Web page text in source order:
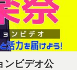
ンビデオ公